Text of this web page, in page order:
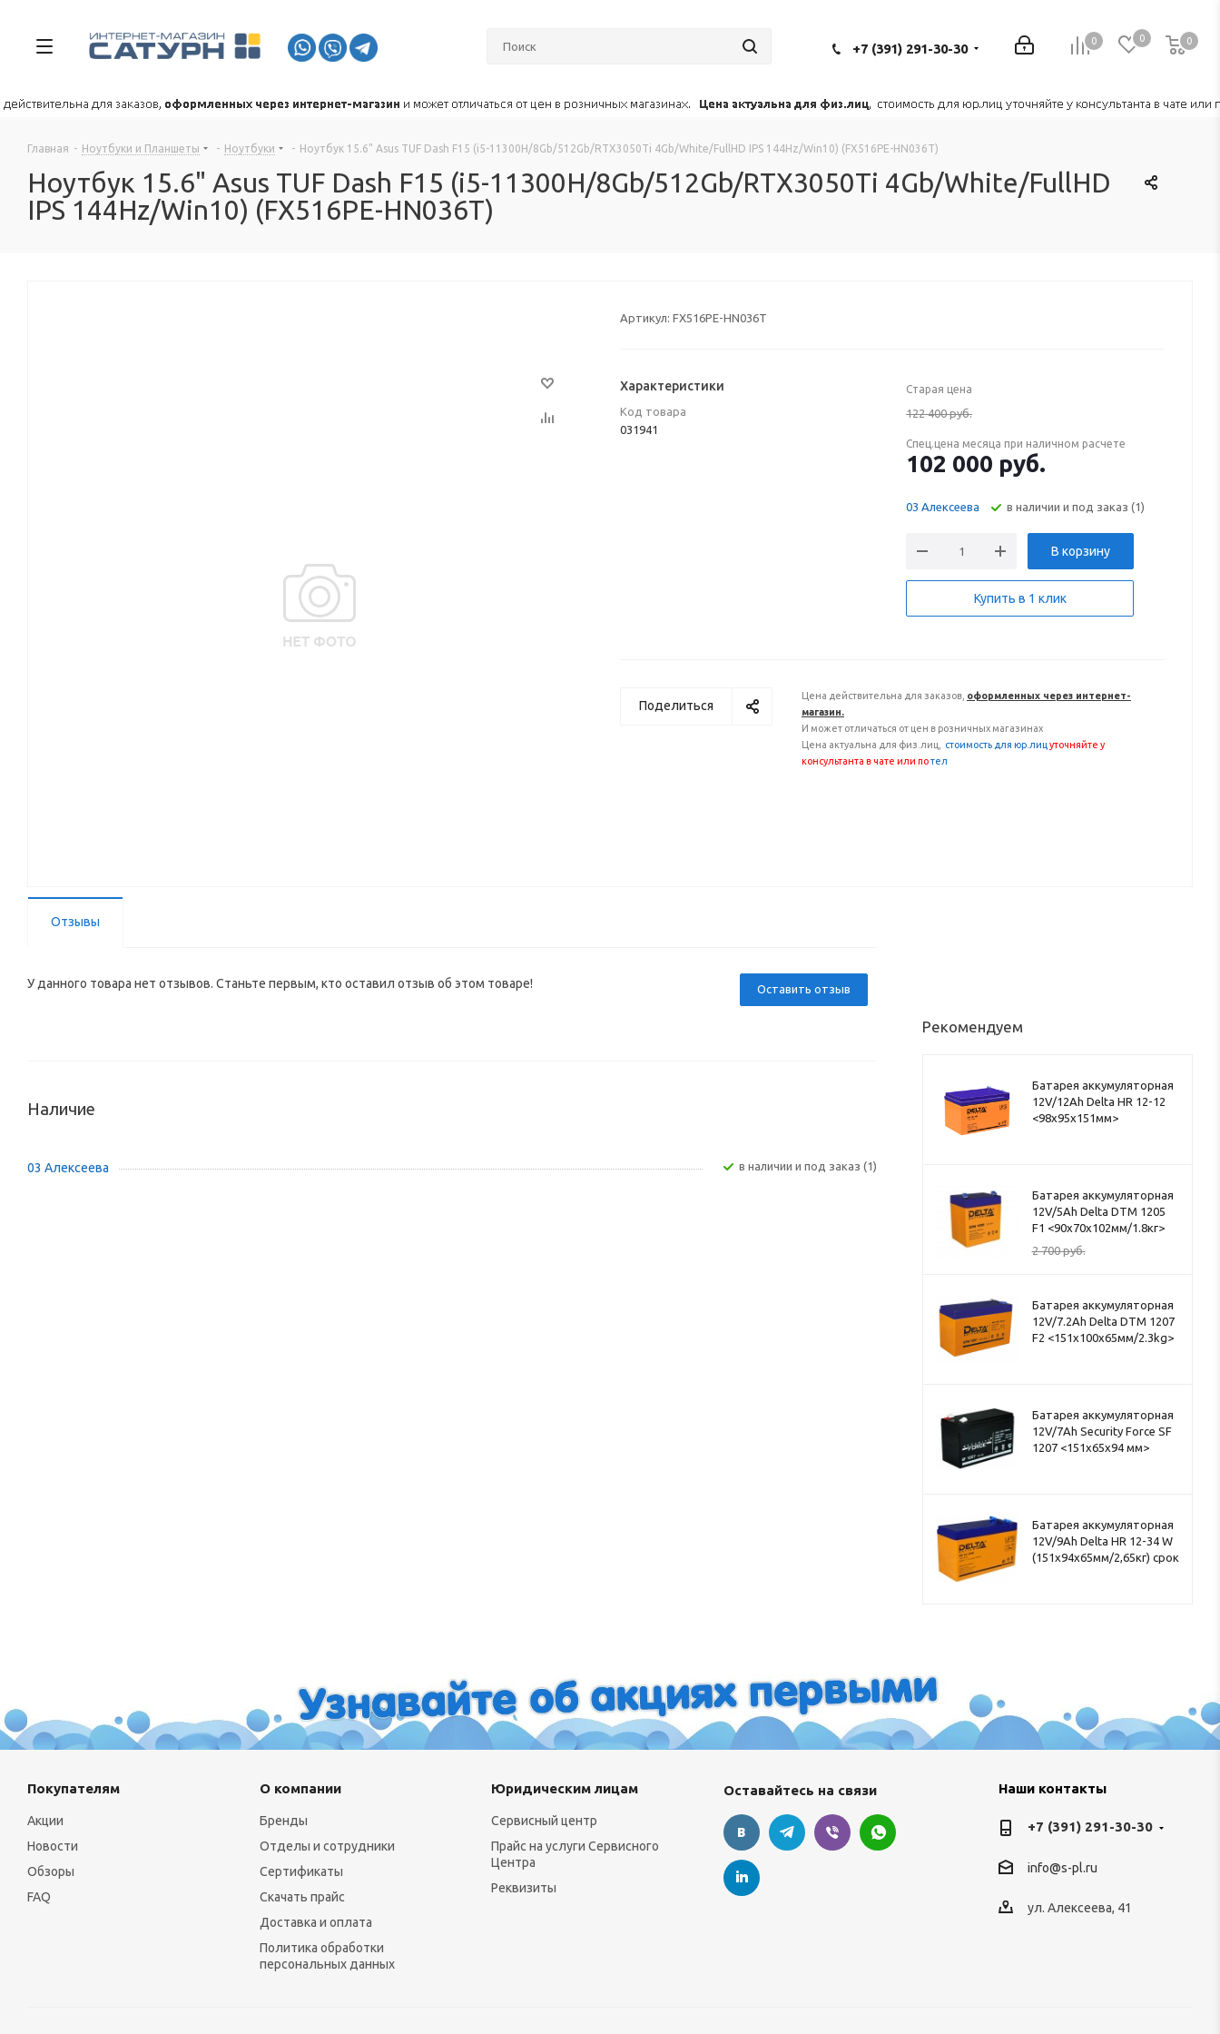
0 0 0
0
+7 (391) 291-30-30
Главная - Ноутбуки и Планшеты - Ноутбуки - Ноутбук 15.6" Asus TUF Dash F15 (i5-11300H/8Gb/512Gb/RTX3050Ti 4Gb/White/FullHD IPS 144Hz/Win10) (FX516PE-HN036T)
Ноутбук 15.6" Asus TUF Dash F15 (i5-11300H/8Gb/512Gb/RTX3050Ti 4Gb/White/FullHD
IPS 144Hz/Win10) (FX516PE-HN036T)
Артикул: FX516PE-HN036T
Характеристики
Код товара
031941
Старая цена
122 400руб.
Спец.цена месяца при наличном расчете
102 000 руб.
03 Алексеева В наличии и под заказ (1)
В корзину
Купить в 1 клик
Поделиться
Цена действительна для заказов, оформленных через интернет-
магазин.
И может отличаться от цен в розничных магазинах
Цена актуальна для физ.лиц,
стоимость для юр.лиц уточняйте у
консультанта в чате или потел
Отзывы
Оставить отзыв
У данного товара нет отзывов. Станьте первым, кто оставил отзыв об этом товаре!
Наличие
03 Алексеева В наличии и под заказ (1)
Рекомендуем
Батарея аккумуляторная
12V/12Ah Delta HR 12-12
<98x95x151мм>
Батарея аккумуляторная
12V/5Ah Delta DTM 1205
F1 <90x70x102мм/1.8кг>
2 700руб.
Батарея аккумуляторная
12V/7.2Ah Delta DTM 1207
F2 <151x100x65мм/2.3kg>
Батарея аккумуляторная
12V/7Ah Security Force SF
1207 <151x65x94 мм>
Батарея аккумуляторная
12V/9Ah Delta HR 12-34 W
(151x94x65мм/2,65кг) срок
Покупателям
Акции
Новости
Обзоры
FAQ
О компании
Бренды
Отделы и сотрудники
Сертификаты
Скачать прайс
Доставка и оплата
Политика обработки
персональных данных
Юридическим лицам
Сервисный центр
Прайс на услуги Сервисного
Центра
Реквизиты
Оставайтесь на связи Наши контакты
+7 (391) 291-30-30
info@s-pl.ru
ул. Алексеева, 41